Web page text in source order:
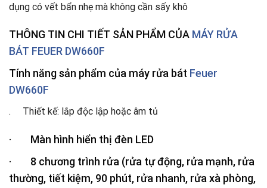
dụng có vết bẩn nhẹ mà không cần sấy khô
THÔNG TIN CHI TIẾT SẢN PHẨM CỦA MÁY RỬA
BÁT FEUER DW660F
Tính năng sản phẩm của máy rửa bát Feuer
DW660F
. Thiết kế: lắp độc lập hoặc âm tủ
· Màn hình hiển thị đèn LED
· 8 chương trình rửa (rửa tự động, rửa mạnh, rửa
thường, tiết kiệm, 90 phút, rửa nhanh, rửa xà phòng,